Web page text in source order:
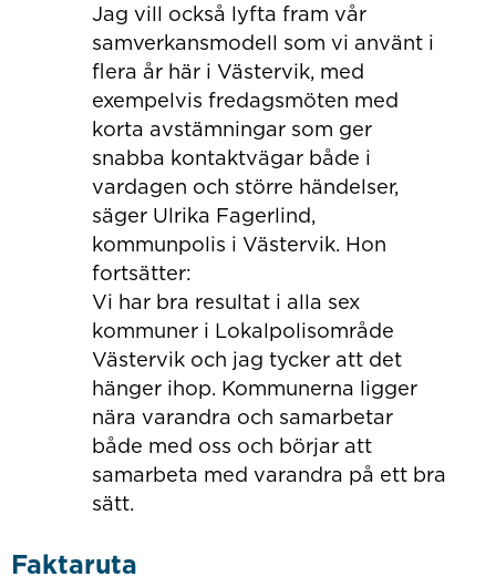
Jag vill också lyfta fram vår
samverkansmodell som vi använt i
flera år här i Västervik, med
exempelvis fredagsmöten med
korta avstämningar som ger
snabba kontaktvägar både i
vardagen och större händelser,
säger Ulrika Fagerlind,
kommunpolis i Västervik. Hon
fortsätter:
Vi har bra resultat i alla sex
kommuner i Lokalpolisområde
Västervik och jag tycker att det
hänger ihop. Kommunerna ligger
nära varandra och samarbetar
både med oss och börjar att
samarbeta med varandra på ett bra
sätt.
Faktaruta